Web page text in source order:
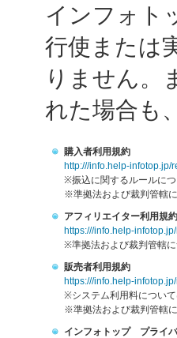
インフォト
行使または
りません。
れた場合も
購入者利用規約
http:///info.help-infotop.jp/
※振込に関するルールに
※準拠法および裁判管轄
アフィリエイター利用規約
https:///info.help-
※準拠法および裁判管轄
販売者利用規約
https:///info.help-
※システム利用料につい
※準拠法および裁判管轄
インフォトップ プライ